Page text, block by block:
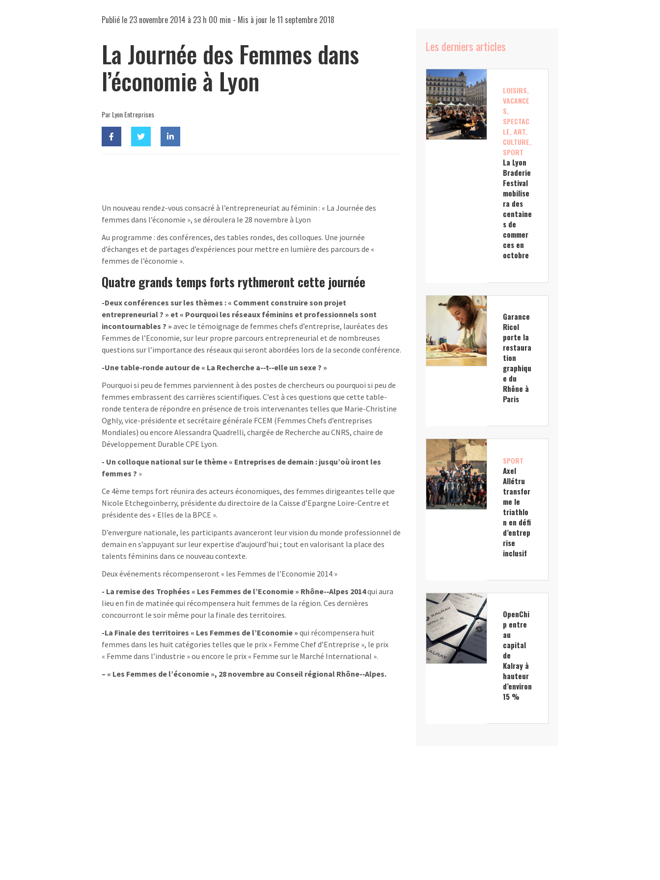
Publié le 23 novembre 2014 à 23 h 00 min - Mis à jour le11 septembre 2018
La Journée des Femmes dans
l’économie à Lyon
Par Lyon Entreprises
Un nouveau rendez-vous consacré à l’entrepreneuriat au féminin : « La Journée des
femmes dans l’économie », se déroulera le 28 novembre à Lyon
Au programme : des conférences, des tables rondes, des colloques. Une journée
d’échanges et de partages d’expériences pour mettre en lumière des parcours de «
femmes de l’économie ».
Quatre grands temps forts rythmeront cette journée
-Deux conférences sur les thèmes : « Comment construire son projet
entrepreneurial ? » et « Pourquoi les réseaux féminins et professionnels sont
incontournables ? » avec le témoignage de femmes chefs d’entreprise, lauréates des
Femmes de l’Economie, sur leur propre parcours entrepreneurial et de nombreuses
questions sur l’importance des réseaux qui seront abordées lors de la seconde conférence.
-Une table-ronde autour de « La Recherche a-­‐t-­‐elle un sexe ? »
Pourquoi si peu de femmes parviennent à des postes de chercheurs ou pourquoi si peu de
femmes embrassent des carrières scientifiques. C’est à ces questions que cette table-
ronde tentera de répondre en présence de trois intervenantes telles que Marie-Christine
Oghly, vice-présidente et secrétaire générale FCEM (Femmes Chefs d’entreprises
Mondiales) ou encore Alessandra Quadrelli, chargée de Recherche au CNRS, chaire de
Développement Durable CPE Lyon.
-­ Un colloque national sur le thème « Entreprises de demain : jusqu’où iront les
femmes ? »
Ce 4ème temps fort réunira des acteurs économiques, des femmes dirigeantes telle que
Nicole Etchegoïnberry, présidente du directoire de la Caisse d’Epargne Loire-­Centre et
présidente des « Elles de la BPCE ».
D’envergure nationale, les participants avanceront leur vision du monde professionnel de
demain en s’appuyant sur leur expertise d’aujourd’hui ; tout en valorisant la place des
talents féminins dans ce nouveau contexte.
Deux événements récompenseront « les Femmes de l’Economie 2014 »
-­ La remise des Trophées « Les Femmes de l’Economie » Rhône-­‐Alpes 2014qui aura
lieu en fin de matinée qui récompensera huit femmes de la région. Ces dernières
concourront le soir même pour la finale des territoires.
-­La Finale des territoires « Les Femmes de l’Economie » qui récompensera huit
femmes dans les huit catégories telles que le prix « Femme Chef d’Entreprise », le prix
« Femme dans l’industrie » ou encore le prix « Femme sur le Marché International ».
– « Les Femmes de l’économie », 28 novembre au Conseil régional Rhône-­‐Alpes.
Les derniers articles
LOISIRS,
VACANCE
S,
SPECTAC
LE, ART,
CULTURE,
SPORT
La Lyon
Braderie
Festival
mobilise
ra des
centaine
s de
commer
ces en
octobre
Garance
Ricol
porte la
restaura
tion
graphiqu
e du
Rhône à
Paris
SPORT
Axel
Allétru
transfor
me le
triathlo
n en défi
d’entrep
rise
inclusif
OpenChi
p entre
au
capital
de
Kalray à
hauteur
d’environ
15 %